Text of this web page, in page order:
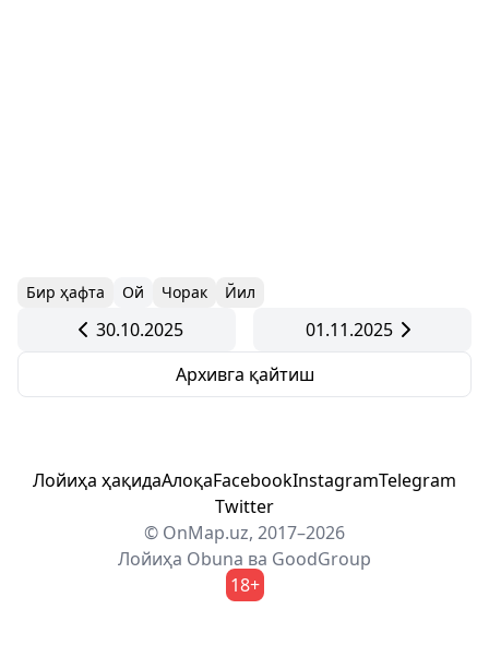
Бир ҳафта Ой Чорак Йил
30.10.2025
01.11.2025
Архивга қайтиш
Лойиҳа ҳақидаАлоқаFacebookInstagramTelegram
Twitter
© OnMap.uz, 2017–2026
Лойиҳа Obuna ва GoodGroup
18+